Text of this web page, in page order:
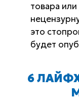
товара или
это
будет
6